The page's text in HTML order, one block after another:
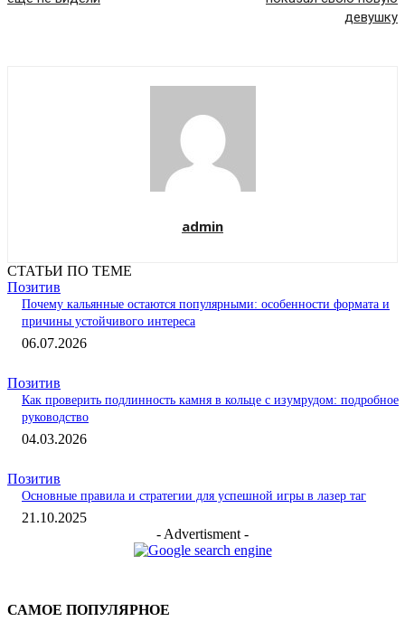
девушку
admin
СТАТЬИ ПО ТЕМЕ
Позитив
Почему кальянные остаются популярными: особенности формата и
причины устойчивого интереса
06.07.2026
Позитив
Как проверить подлинность камня в кольце с изумрудом: подробное
руководство
04.03.2026
Позитив
Основные правила и стратегии для успешной игры в лазер таг
21.10.2025
- Advertisment -
САМОЕ ПОПУЛЯРНОЕ